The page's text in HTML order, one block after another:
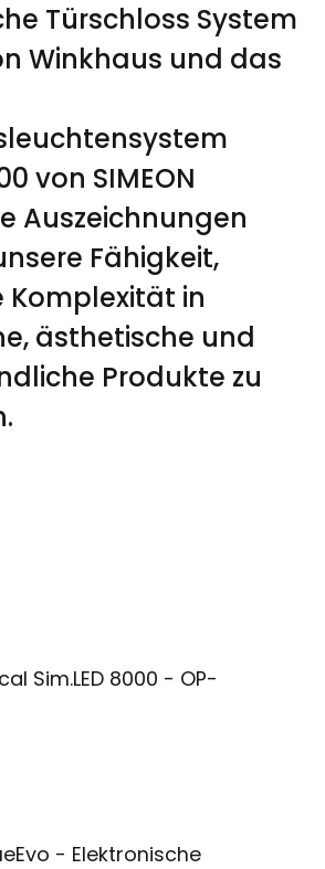
Türschloss System
Winkhaus und das
von SIMEON
Auszeichnungen
Fähigkeit,
Komplexität in
ästhetische und
Produkte zu
Sim.LED 8000 - OP-
- Elektronische